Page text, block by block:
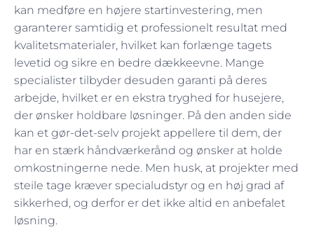
kan medføre en højere startinvestering, men
garanterer samtidig et professionelt resultat med
kvalitetsmaterialer, hvilket kan forlænge tagets
levetid og sikre en bedre dækkeevne. Mange
specialister tilbyder desuden garanti på deres
arbejde, hvilket er en ekstra tryghed for husejere,
der ønsker holdbare løsninger. På den anden side
kan et gør-det-selv projekt appellere til dem, der
har en stærk håndværkerånd og ønsker at holde
omkostningerne nede. Men husk, at projekter med
steile tage kræver specialudstyr og en høj grad af
sikkerhed, og derfor er det ikke altid en anbefalet
løsning.